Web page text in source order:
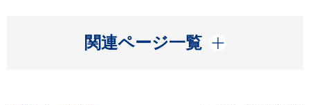
関連ページ一覧
開く